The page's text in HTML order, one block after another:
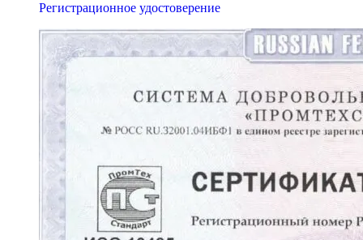
Регистрационное удостоверение